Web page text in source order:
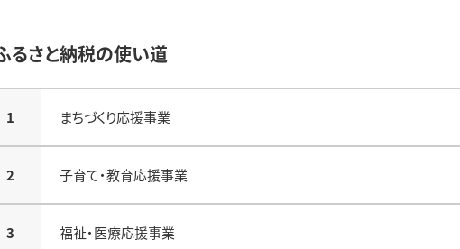
るさと納税の使い道
1 まちづくり応援事業
2 子育て・教育応援事業
3 福祉・医療応援事業